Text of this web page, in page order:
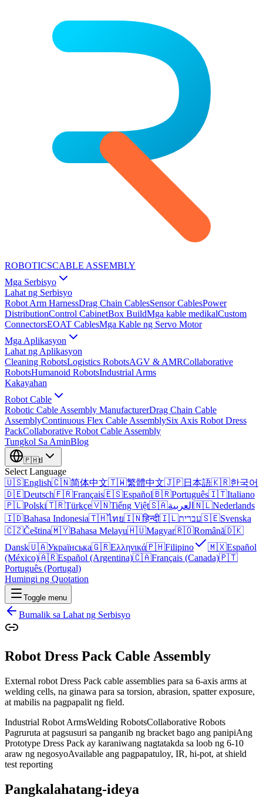
ROBOTICSCABLE ASSEMBLY
Mga Serbisyo
Lahat ng Serbisyo
Robot Arm HarnessDrag Chain CablesSensor CablesPower
DistributionControl CabinetBox BuildMga kable medikalCustom
ConnectorsEOAT CablesMga Kable ng Servo Motor
Mga Aplikasyon
Lahat ng Aplikasyon
Cleaning RobotsLogistics RobotsAGV & AMRCollaborative
RobotsHumanoid RobotsIndustrial Arms
Kakayahan
Robot Cable
Robotic Cable Assembly ManufacturerDrag Chain Cable
AssemblyContinuous Flex Cable AssemblySix Axis Robot Dress
PackCollaborative Robot Cable Assembly
Tungkol Sa AminBlog
🇵🇭tl
Select Language
🇺🇸English🇨🇳简体中文🇹🇼繁體中文🇯🇵日本語🇰🇷한국어
🇩🇪Deutsch🇫🇷Français🇪🇸Español🇧🇷Português🇮🇹Italiano
🇵🇱Polski🇹🇷Türkçe🇻🇳Tiếng Việt🇸🇦العربية 🇳🇱Nederlands
🇮🇩Bahasa Indonesia🇹🇭ไทย🇮🇳हिन्दी🇮🇱עברית🇸🇪Svenska
🇨🇿Čeština🇲🇾Bahasa Melayu🇭🇺Magyar🇷🇴Română🇩🇰
Dansk🇺🇦Українська🇬🇷Ελληνικά🇵🇭Filipino 🇲🇽Español
(México)🇦🇷Español (Argentina)🇨🇦Français (Canada)🇵🇹
Português (Portugal)
Humingi ng Quotation
Toggle menu
Bumalik sa Lahat ng Serbisyo
Robot Dress Pack Cable Assembly
External robot Dress Pack cable assemblies para sa 6-axis arms at
welding cells, na ginawa para sa torsion, abrasion, spatter exposure,
at mabilis na pagpapalit ng field.
Industrial Robot ArmsWelding RobotsCollaborative Robots
Pagruruta at pagsusuri sa panganib ng bracket bago ang panipiAng
Prototype Dress Pack ay karaniwang nagtatakda sa loob ng 6-10
araw ng negosyoAvailable ang pagpapatuloy, IR, hi-pot, at shield
test reporting
Pangkalahatang-ideya